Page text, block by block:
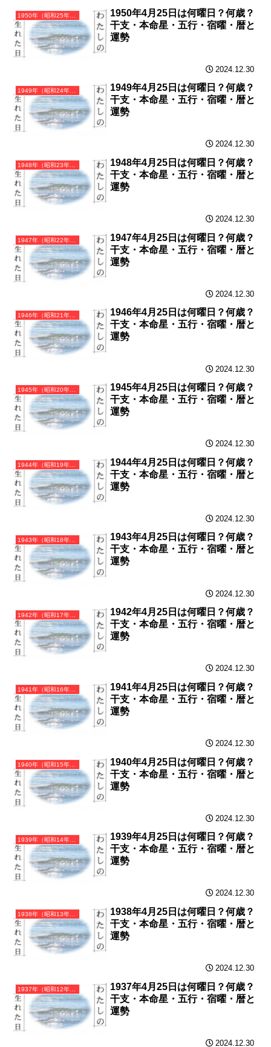
1950年（昭和25年）庚寅（かのえとら）・寅年（とら年）カレンダー（月曜はじまり）
1950年4月25日は何曜日？何歳？
干支・本命星・五行・宿曜・暦と
運勢
2024.12.30
1949年（昭和24年）己丑（つちのとうし）・丑年（うし年）カレンダー（月曜はじまり）
1949年4月25日は何曜日？何歳？
干支・本命星・五行・宿曜・暦と
運勢
2024.12.30
1948年（昭和23年）戊子（つちのえね）・子年（ねずみ年）カレンダー（月曜はじまり）
1948年4月25日は何曜日？何歳？
干支・本命星・五行・宿曜・暦と
運勢
2024.12.30
1947年（昭和22年）丁亥（ひのとい）・亥年（いのしし年）カレンダー（月曜はじまり）
1947年4月25日は何曜日？何歳？
干支・本命星・五行・宿曜・暦と
運勢
2024.12.30
1946年（昭和21年）丙戌（ひのえいぬ）・戌年（いぬ年）カレンダー（月曜はじまり）
1946年4月25日は何曜日？何歳？
干支・本命星・五行・宿曜・暦と
運勢
2024.12.30
1945年（昭和20年）乙酉（きのととり）・酉年（とり年）カレンダー（月曜はじまり）
1945年4月25日は何曜日？何歳？
干支・本命星・五行・宿曜・暦と
運勢
2024.12.30
1944年（昭和19年）甲申（きのえさる）・申年（さる年）カレンダー（月曜はじまり）
1944年4月25日は何曜日？何歳？
干支・本命星・五行・宿曜・暦と
運勢
2024.12.30
1943年（昭和18年）癸未（みずのとひつじ）・未年（ひつじ年）カレンダー（月曜はじまり）
1943年4月25日は何曜日？何歳？
干支・本命星・五行・宿曜・暦と
運勢
2024.12.30
1942年（昭和17年）壬午（みずのえうま）・午年（うま年）カレンダー（月曜はじまり）
1942年4月25日は何曜日？何歳？
干支・本命星・五行・宿曜・暦と
運勢
2024.12.30
1941年（昭和16年）辛巳（かのとみ）・巳年（へび年）カレンダー（月曜はじまり）
1941年4月25日は何曜日？何歳？
干支・本命星・五行・宿曜・暦と
運勢
2024.12.30
1940年（昭和15年）庚辰（かのえたつ）・辰年（たつ年）カレンダー（月曜はじまり）
1940年4月25日は何曜日？何歳？
干支・本命星・五行・宿曜・暦と
運勢
2024.12.30
1939年（昭和14年）己卯（つちのとう）・卯年（うさぎ年）カレンダー（月曜はじまり）
1939年4月25日は何曜日？何歳？
干支・本命星・五行・宿曜・暦と
運勢
2024.12.30
1938年（昭和13年）戊寅（つちのえとら）・寅年（とら年）カレンダー（月曜はじまり）
1938年4月25日は何曜日？何歳？
干支・本命星・五行・宿曜・暦と
運勢
2024.12.30
1937年（昭和12年）丁丑（ひのとうし）・丑年（うし年）カレンダー（月曜はじまり）
1937年4月25日は何曜日？何歳？
干支・本命星・五行・宿曜・暦と
運勢
2024.12.30